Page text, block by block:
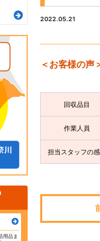
2022.05.21
＜お客様の声
回収品目
作業人員
担当スタッフの
用品ま